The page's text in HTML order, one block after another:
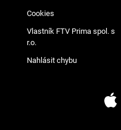
Cookies
Vlastník FTV Prima spol. s
r.o.
Nahlásit chybu